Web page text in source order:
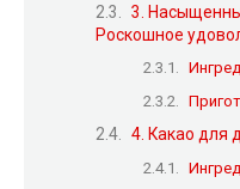
3.
Роскошное
4. Какао для